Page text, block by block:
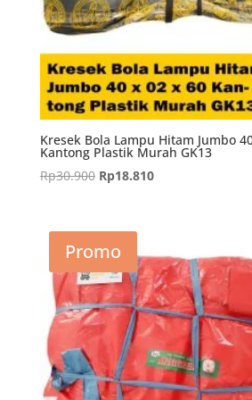
Kresek Bola Lampu Hitam Jumbo
Kantong Plastik Murah GK13
Rp30.900 Harga
Rp30.900.
Rp18.810Harga
Rp18.810.
Promo